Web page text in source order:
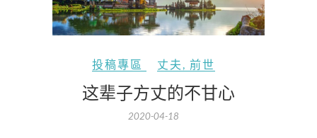
投稿專區 丈夫 , 前世
这辈子方丈的不甘心
2020-04-18